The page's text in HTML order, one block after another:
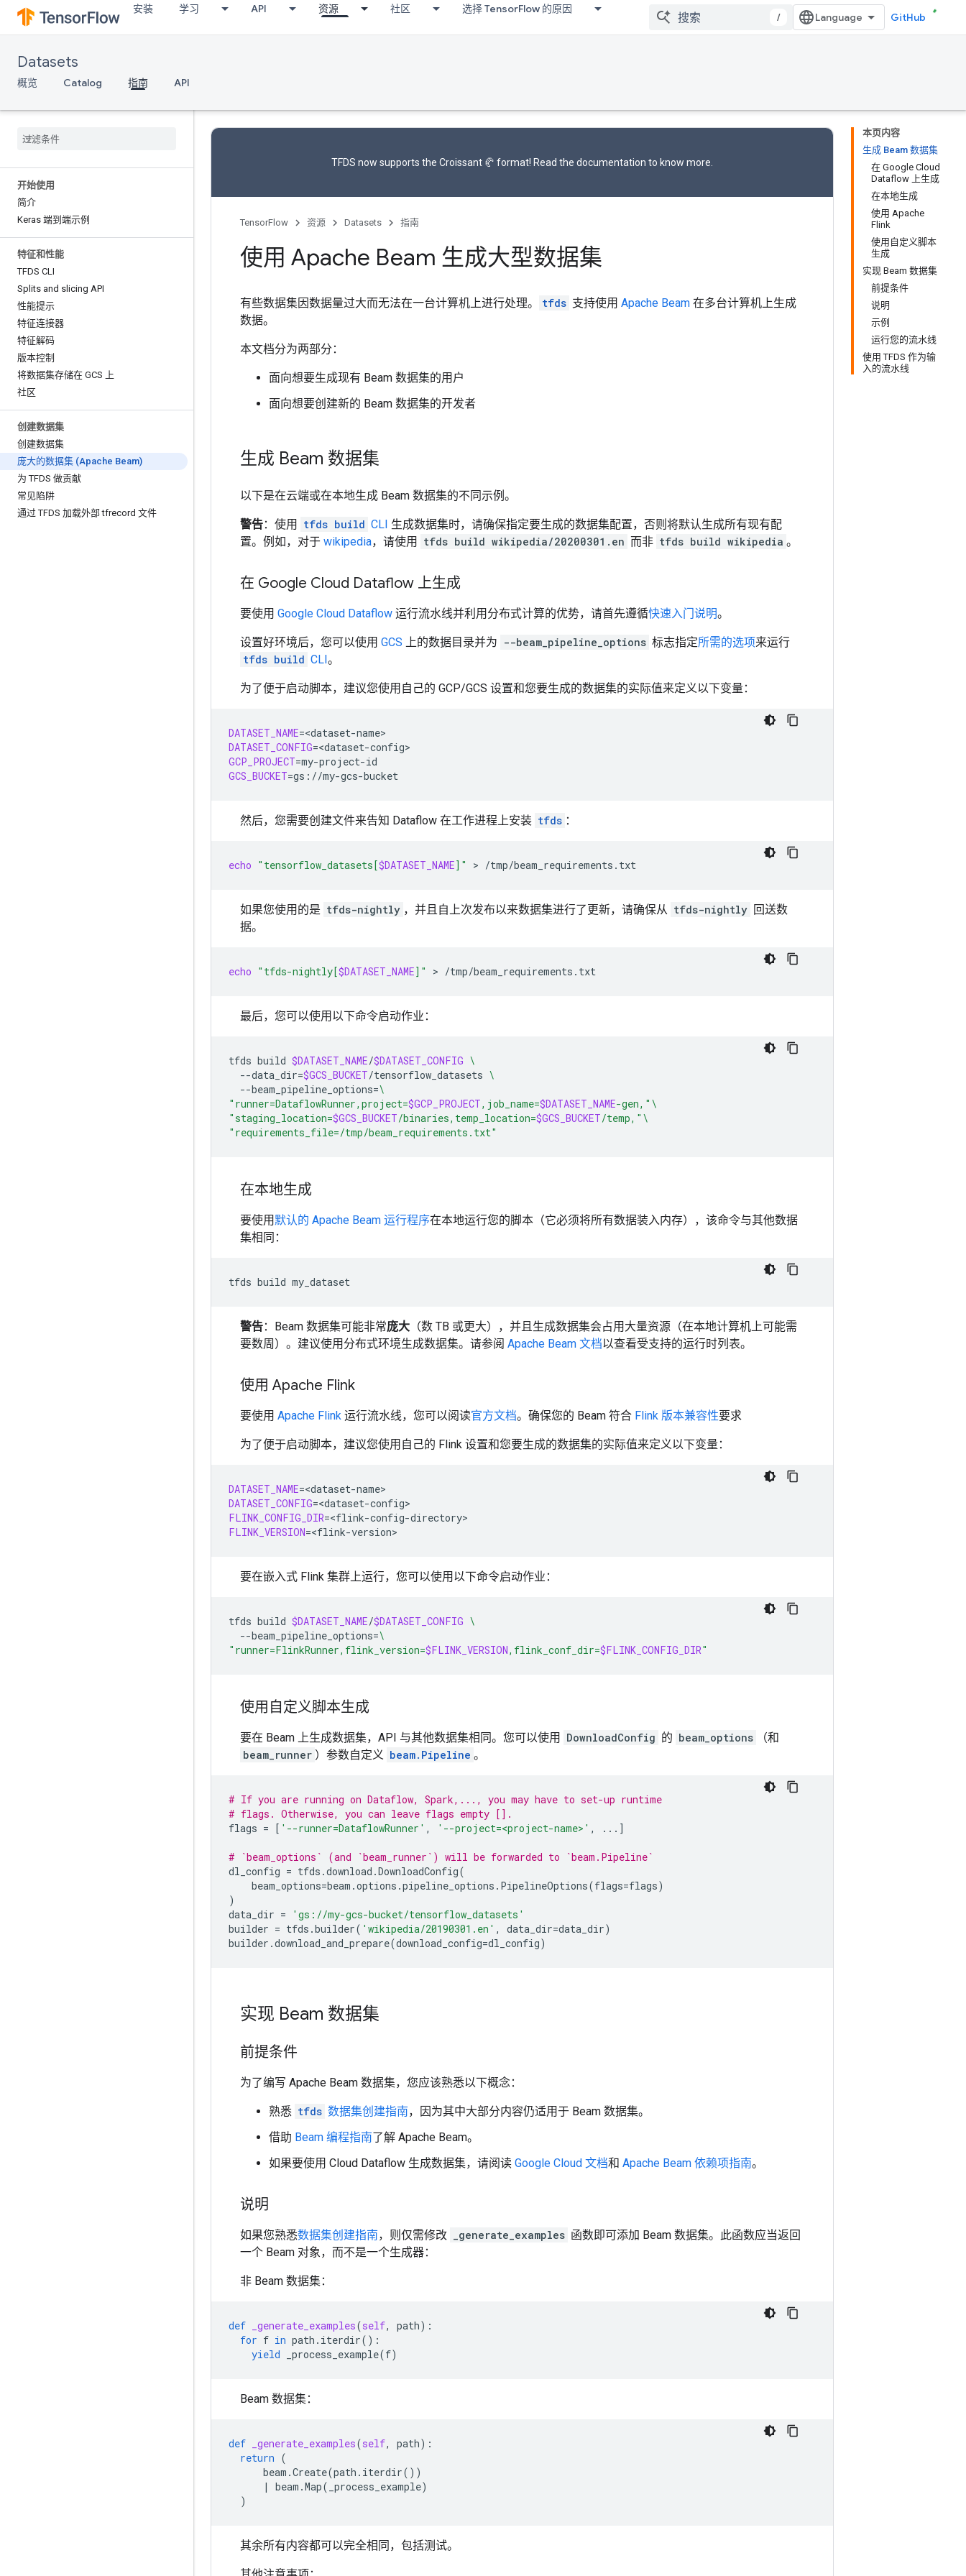
安装 学习 API 资源 社区 选择 TensorFlow 的原因
/ GitHub
Datasets
概览 Catalog 指南 API
开始使用
简介
Keras 端到端示例
特征和性能
TFDS CLI
Splits and slicing API
性能提示
特征连接器
特征解码
版本控制
将数据集存储在 GCS 上
社区
创建数据集
创建数据集
庞大的数据集 (Apache Beam)
为 TFDS 做贡献
常见陷阱
通过 TFDS 加载外部 tfrecord 文件
本页内容
生成 Beam 数据集
在 Google Cloud
Dataflow 上生成
在本地生成
使用 Apache
Flink
使用自定义脚本
生成
实现 Beam 数据集
前提条件
说明
示例
运行您的流水线
使用 TFDS 作为输
入的流水线
TFDS now supports the Croissant 🥐 format! Read the documentation to know more.
TensorFlow 资源 Datasets 指南
使用 Apache Beam 生成大型数据集
有些数据集因数据量过大而无法在一台计算机上进行处理。 tfds 支持使用 Apache Beam 在多台计算机上生成
数据。
本文档分为两部分：
面向想要生成现有 Beam 数据集的用户
面向想要创建新的 Beam 数据集的开发者
生成 Beam 数据集
以下是在云端或在本地生成 Beam 数据集的不同示例。
警告：使用 tfds build CLI 生成数据集时，请确保指定要生成的数据集配置，否则将默认生成所有现有配
置。例如，对于 wikipedia，请使用 tfds build wikipedia/20200301.en 而非 tfds build wikipedia 。
在 Google Cloud Dataflow 上生成
要使用 Google Cloud Dataflow 运行流水线并利用分布式计算的优势，请首先遵循快速入门说明。
设置好环境后，您可以使用 GCS 上的数据目录并为 --beam_pipeline_options 标志指定所需的选项来运行
tfds build CLI。
为了便于启动脚本，建议您使用自己的 GCP/GCS 设置和您要生成的数据集的实际值来定义以下变量：
DATASET_NAME=
DATASET_CONFIG=
GCP_PROJECT=
GCS_BUCKET=
然后，您需要创建文件来告知 Dataflow 在工作进程上安装 tfds ：
echo "tensorflow_datasets[$DATASET_NAME]" >
如果您使用的是 tfds-nightly ，并且自上次发布以来数据集进行了更新，请确保从 tfds-nightly 回送数
据。
echo "tfds-nightly[$DATASET_NAME]" >
最后，您可以使用以下命令启动作业：
tfds build $DATASET_NAME/$DATASET_CONFIG \
--data_dir=$GCS_BUCKET/tensorflow_datasets \
--beam_pipeline_options=\
"runner=DataflowRunner,project=$GCP_PROJECT,job_name=$DATASET_NAME-gen," \
"staging_location=$GCS_BUCKET/binaries,temp_location=$GCS_BUCKET/temp," \
"requirements_file=/tmp/beam_requirements.txt"
在本地生成
要使用 默认的 Apache Beam 运行程序在本地运行您的脚本（它必须将所有数据装入内存），该命令与其他数据
集相同：
tfds build
警告：Beam 数据集可能非常庞大 （数 TB 或更大），并且生成数据集会占用大量资源（在本地计算机上可能需
要数周）。建议使用分布式环境生成数据集。请参阅 Apache Beam 文档以查看受支持的运行时列表。
使用 Apache Flink
要使用 Apache Flink 运行流水线，您可以阅读官方文档。确保您的 Beam 符合 Flink 版本兼容性要求
为了便于启动脚本，建议您使用自己的 Flink 设置和您要生成的数据集的实际值来定义以下变量：
DATASET_NAME=
DATASET_CONFIG=
FLINK_CONFIG_DIR=
FLINK_VERSION=
要在嵌入式 Flink 集群上运行，您可以使用以下命令启动作业：
tfds build $DATASET_NAME/$DATASET_CONFIG \
--beam_pipeline_options=\
"runner=FlinkRunner,flink_version=$FLINK_VERSION,flink_conf_dir=$FLINK_CONFIG_DIR"
使用自定义脚本生成
要在 Beam 上生成数据集，API 与其他数据集相同。您可以使用 DownloadConfig 的 beam_options
（和
beam_runner ）参数自定义 beam.Pipeline 。
# If you are running on Dataflow, Spark,..., you may have to set-up runtime
# flags. Otherwise, you can leave flags empty [].
flags = [ '--runner=DataflowRunner' , '--project=<project-name>' , ... ]
# `beam_options` (and `beam_runner`) will be forwarded to `beam.Pipeline`
dl_config = tfds .download .DownloadConfig(
beam_options=beam .options .pipeline_options . PipelineOptions(flags=flags)
)
data_dir =
'gs://my-gcs-bucket/tensorflow_datasets'
builder = tfds .builder( 'wikipedia/20190301.en' , data_dir=data_dir)
builder .download_and_prepare(download_config=dl_config)
实现 Beam 数据集
前提条件
为了编写 Apache Beam 数据集，您应该熟悉以下概念：
熟悉 tfds 数据集创建指南，因为其中大部分内容仍适用于 Beam 数据集。
借助 Beam 编程指南了解 Apache Beam。
如果要使用 Cloud Dataflow 生成数据集，请阅读 Google Cloud 文档和 Apache Beam 依赖项指南。
说明
如果您熟悉数据集创建指南，则仅需修改 _generate_examples 函数即可添加 Beam 数据集。此函数应当返回
一个 Beam 对象，而不是一个生成器：
非 Beam 数据集：
def _generate_examples(self, path):
for f in path . iterdir():
yield
_process_example(f)
Beam 数据集：
def _generate_examples(self, path):
return (
beam .Create(path . iterdir())
|
beam .Map( _process_example)
)
其余所有内容都可以完全相同，包括测试。